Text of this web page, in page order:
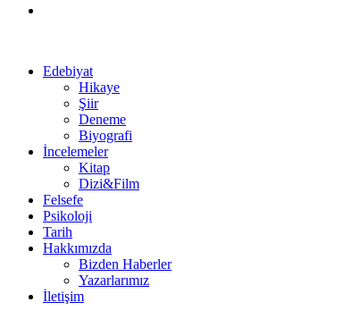
Edebiyat
Hikaye
Şiir
Deneme
Biyografi
İncelemeler
Kitap
Dizi&Film
Felsefe
Psikoloji
Tarih
Hakkımızda
Bizden Haberler
Yazarlarımız
İletişim